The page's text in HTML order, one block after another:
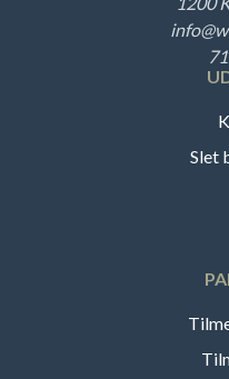
Slet